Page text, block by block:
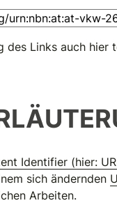
des Links auch hier
Identifier (hier:
sich ändernden
Arbeiten.